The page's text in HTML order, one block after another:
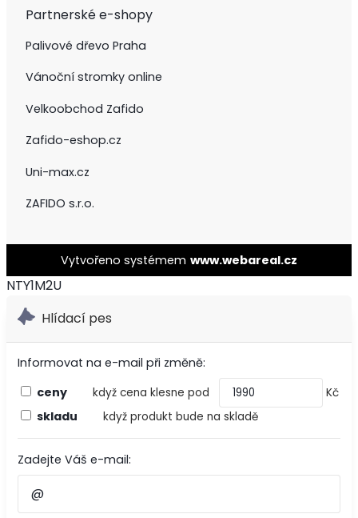
Partnerské e-shopy
Palivové dřevo Praha
Vánoční stromky online
Velkoobchod Zafido
Zafido-eshop.cz
Uni-max.cz
ZAFIDO s.r.o.
Vytvořeno systémem www.webareal.cz
NTY1M2U
Hlídací pes
Informovat na e-mail při změně:
ceny
když cena klesne pod Kč
skladu když produkt bude na skladě
Zadejte Váš e-mail: